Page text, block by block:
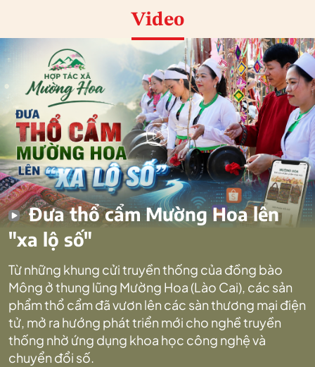
Video
Đưa thổ cẩm Mường Hoa lên
"xa lộ số"
Từ những khung cửi truyền thống của đồng bào
Mông ở thung lũng Mường Hoa (Lào Cai), các sản
phẩm thổ cẩm đã vươn lên các sàn thương mại điện
tử, mở ra hướng phát triển mới cho nghề truyền
thống nhờ ứng dụng khoa học công nghệ và
chuyển đổi số.